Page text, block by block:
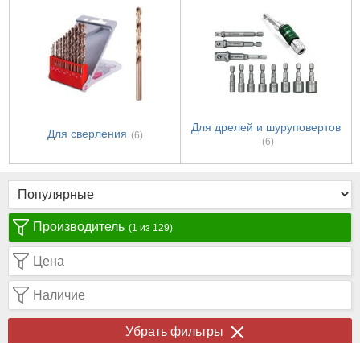
Для сверления (6)
Для дрелей и шуруповертов
(6)
Производитель (1 из 129)
Цена
Наличие
Убрать фильтры